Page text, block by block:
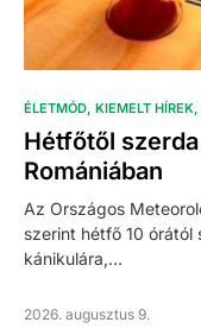
ÉLETMÓD KIEMELT HÍREK
Hétfőtől
Romániában
Az Országos
szerint hétfő 10 órától
kánikulára,…
2026. augusztus 9.